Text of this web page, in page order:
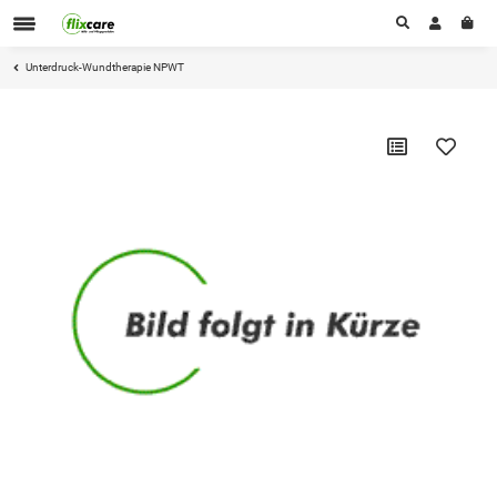
Unterdruck-Wundtherapie NPWT